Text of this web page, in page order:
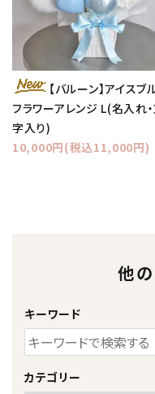
【バルーン】アイスブ
フラワーアレンジ L(名入れ
字入り)
10,000円(税込11,000円)
他
キーワード
カテゴリー